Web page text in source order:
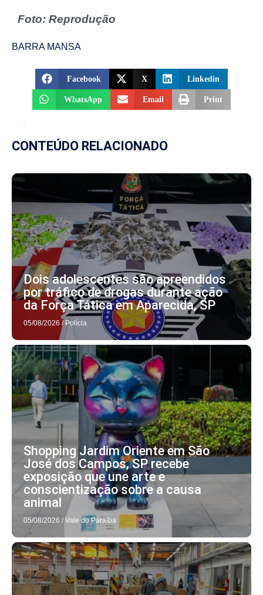
Foto: Reprodução
BARRA MANSA
Facebook X Linkedin
WhatsApp Email Print
CONTEÚDO RELACIONADO
Dois adolescentes são apreendidos
por tráfico de drogas durante ação
da Força Tática em Aparecida, SP
05/08/2026 / Polícia
Shopping Jardim Oriente em São
José dos Campos, SP recebe
exposição que une arte e
conscientização sobre a causa
animal
05/08/2026 / Vale do Paraíba